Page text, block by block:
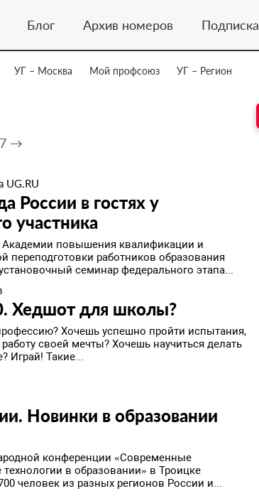
Блог Архив номеров Подписка
УГ – Москва Мой профсоюз УГ – Регион
→
UG.RU
России в гостях у
участника
повышения квалификации и
переподготовки работников образования
семинар федерального этапа...
Хедшот для школы?
Хочешь успешно пройти испытания,
своей мечты? Хочешь научиться делать
Играй! Такие...
Новинки в образовании
конференции «Современные
в образовании» в Троицке
человек из разных регионов России и...